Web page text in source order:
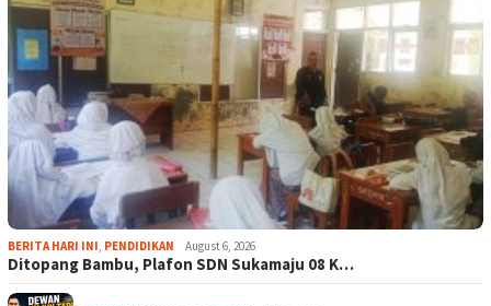
BERITA HARI INI, PENDIDIKAN August 6, 2026
Ditopang Bambu, Plafon SDN Sukamaju 08 K…